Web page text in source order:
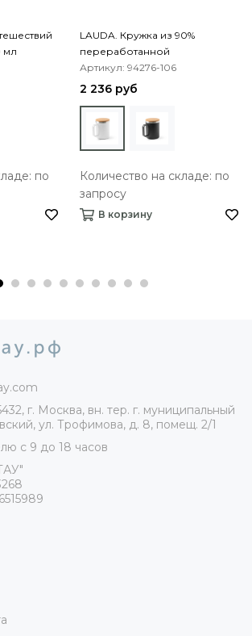
мл
по
LAUDA. Кружка из 90%
переработанной
нержавеющей стали с
бамбуковой крышкой 420 mL
Артикул: 94276-106
2 236 руб
Количество на складе: по
запросу
В корзину
г. Москва, вн. тер. г. муниципальный
ул. Трофимова, д. 8, помещ. 2/1
с 9 до 18 часов